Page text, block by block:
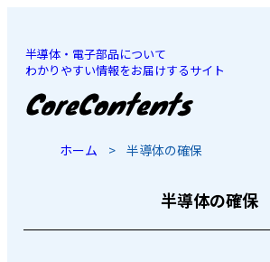
半導体・電子部品について
わかりやすい情報をお届けするサイト
JP
ホーム > 半導体の確保
半導体の確保